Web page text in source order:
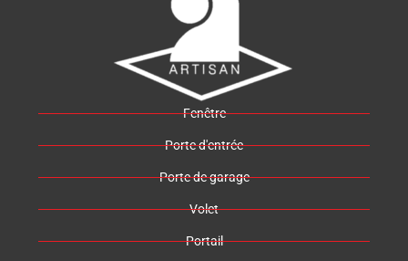
Fenêtre
Porte d'entrée
Porte de garage
Volet
Portail